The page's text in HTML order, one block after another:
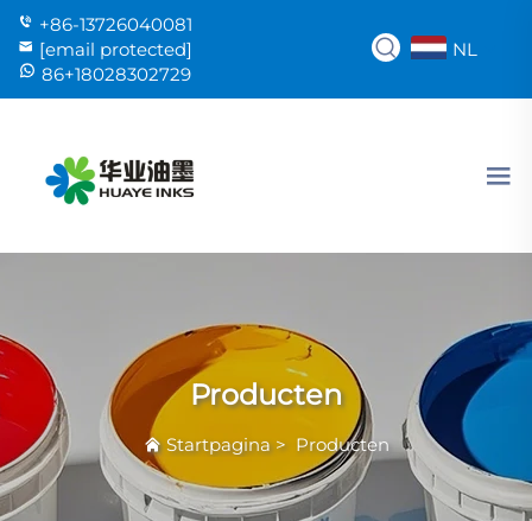
+86-13726040081
[email protected]
86+18028302729
NL
Producten
Startpagina> Producten